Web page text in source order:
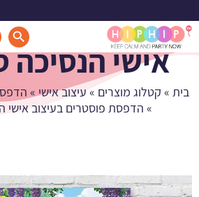
הדפסת
אישי הנסיכה
בית » קטלוג מוצרים » עיצוב אישי»
» הדפסת פוסטרים בעיצוב אישי